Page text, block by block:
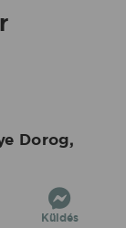
Dorog,
Küldés